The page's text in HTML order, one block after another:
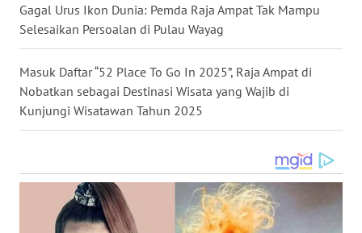
Gagal Urus Ikon Dunia: Pemda Raja Ampat Tak Mampu
Selesaikan Persoalan di Pulau Wayag
Masuk Daftar “52 Place To Go In 2025”, Raja Ampat di
Nobatkan sebagai Destinasi Wisata yang Wajib di
Kunjungi Wisatawan Tahun 2025
DAIRI
WN
DANAU
TOBA
WN
LANGKAT